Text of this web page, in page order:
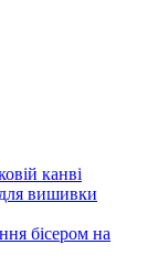
канві
вишивки
бісером на